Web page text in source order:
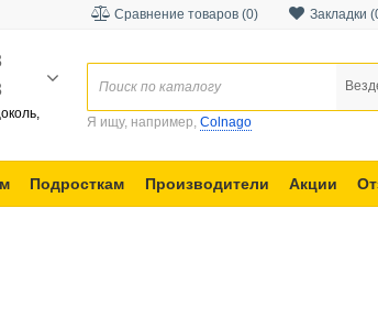
Закладки
Сравнение товаров (0)
Я ищу, например, Colnago
Подросткам Производители Акции